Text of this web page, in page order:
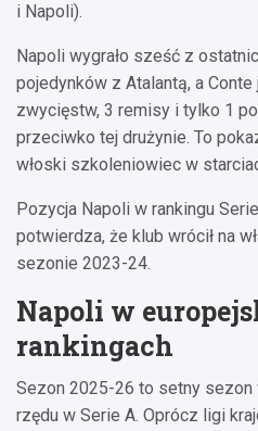
i Napoli).
Napoli wygrało sześć z
pojedynków z Atalantą, a
zwycięstw, 3 remisy i tylko 1
przeciwko tej drużynie. To
włoski szkoleniowiec w
Pozycja Napoli w rankingu
potwierdza, że klub wrócił na
sezonie 2023-24.
Napoli w
rankingach
Sezon 2025-26 to setny sezon
rzędu w Serie A. Oprócz ligi